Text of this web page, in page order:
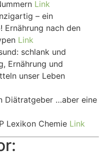
Link
– ein
Ernährung nach den
Link
schlank und
Ernährung und
unser Leben
Diätratgeber …aber eine
Lexikon Chemie Link